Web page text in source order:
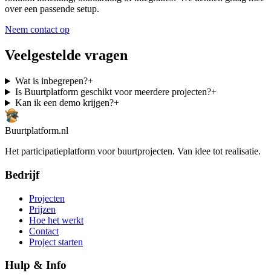
over een passende setup.
Neem contact op
Veelgestelde vragen
Wat is inbegrepen?+
Is Buurtplatform geschikt voor meerdere projecten?+
Kan ik een demo krijgen?+
Buurtplatform.nl
Het participatieplatform voor buurtprojecten. Van idee tot realisatie.
Bedrijf
Projecten
Prijzen
Hoe het werkt
Contact
Project starten
Hulp & Info